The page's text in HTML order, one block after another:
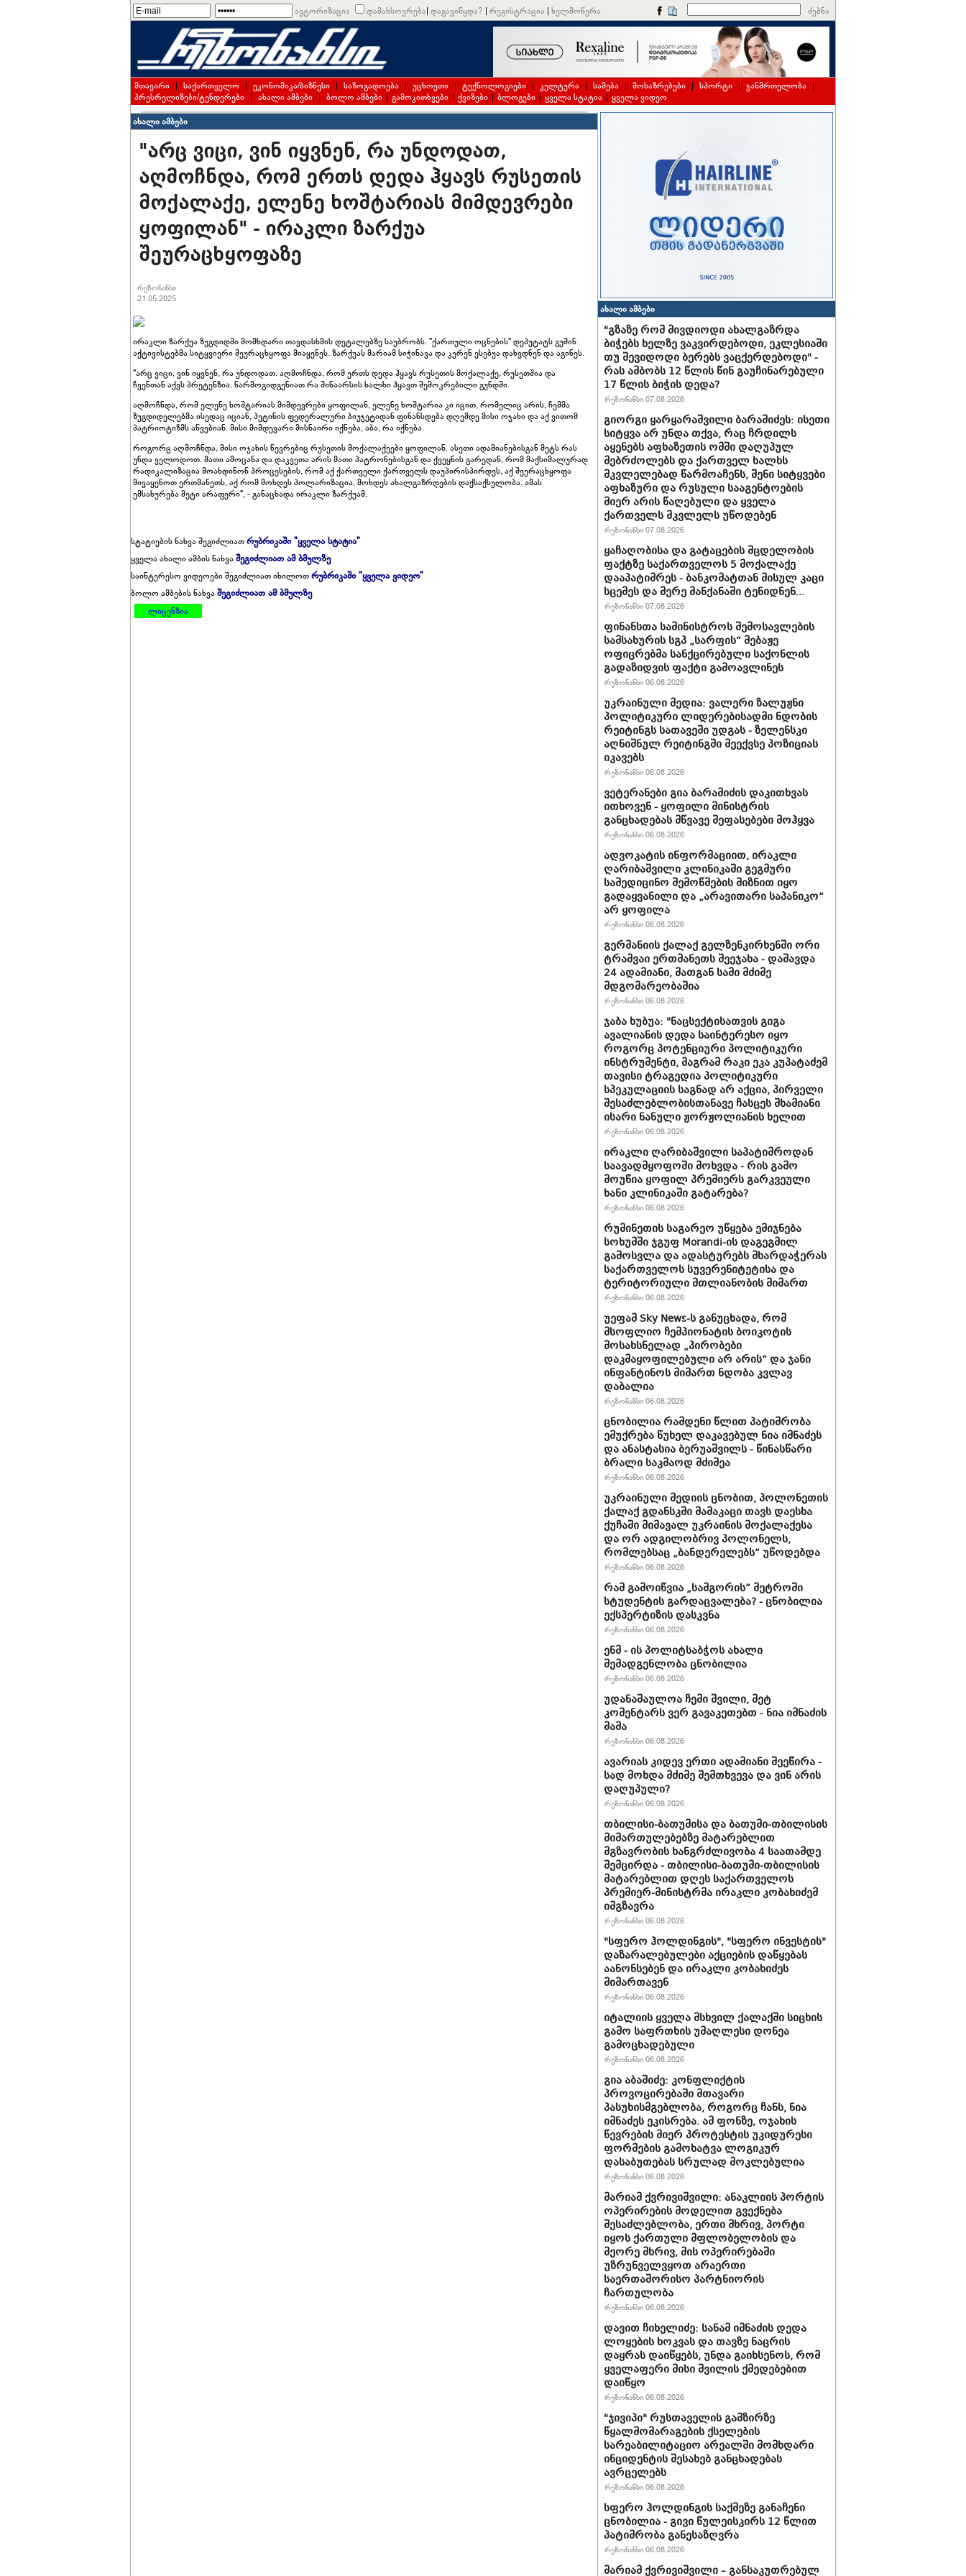
ავტორიზაცია დამახსოვრება| დაგავიწყდა? | რეგისტრაცია | ხელმოწერა ძებნა
მთავარი | საქართველო | ეკონომიკა/ბიზნესი | საზოგადოება | უცხოეთი | ტექნოლოგიები | კულტურა | სამება | მოსაზრებები | სპორტი | ჯანმრთელობა |
პრესრელიზები/ტენდერები | ახალი ამბები | ბოლო ამბები | გამოკითხვები | ქვიზები | ბლოგები | ყველა სტატია | ყველა ვიდეო
ახალი ამბები
"არც ვიცი, ვინ იყვნენ, რა უნდოდათ,
აღმოჩნდა, რომ ერთს დედა ჰყავს რუსეთის
მოქალაქე, ელენე ხოშტარიას მიმდევრები
ყოფილან" - ირაკლი ზარქუა
შეურაცხყოფაზე
რეზონანსი
21.05.2025
ირაკლი ზარქუა ზუგდიდში მომხდარი თავდასხმის დეტალებზე საუბრობს. "ქართული ოცნების" დეპუტატს გუშინ
აქტივისტებმა სიტყვიერი შეურაცხყოფა მიაყენეს. ზარქუას მარიამ სიჭინავა და კერენ ესებუა დახვდნენ და აგინეს.
"არც ვიცი, ვინ იყვნენ, რა უნდოდათ. აღმოჩნდა, რომ ერთს დედა ჰყავს რუსეთის მოქალაქე, რუსეთშია და
ჩვენთან აქვს პრეტენზია. წარმოგიდგენიათ რა შინაარსის ხალხი ჰყავთ შემოკრებილი გუნდში.
აღმოჩნდა, რომ ელენე ხოშტარიას მიმდევრები ყოფილან, ელენე ხოშტარია კი იცით, რომელიც არის, ჩემმა
ზუგდიდელებმა ისედაც იციან, პუტინის ფედერალური ბიუჯეტიდან ფინანსდება დღემდე მისი ოჯახი და აქ ვითომ
პატრიოტიზმს აწვებიან. მისი მიმდევარი მისნაირი იქნება, აბა, რა იქნება.
როგორც აღმოჩნდა, მისი ოჯახის წევრებიც რუსეთის მოქალაქეები ყოფილან. ასეთი ადამიანებისგან მეტს რას
უნდა ველოდოთ. მათი ამოცანა და დაკვეთა არის მათი პატრონებისგან და ქვეყნის გარედან, რომ მაქსიმალურად
რადიკალიზაცია მოახდინონ პროცესების, რომ აქ ქართველი ქართველს დაუპირისპირდეს, აქ შეურაცხყოფა
მივაყენოთ ერთმანეთს, აქ რომ მოხდეს პოლარიზაცია, მოხდეს ახალგაზრდების დაქსაქსულობა. ამას
ემსახურება მეტი არაფერი", - განაცხადა ირაკლი ზარქუამ.
სტატიების ნახვა შეგიძლიათრუბრიკაში "ყველა სტატია"
ყველა ახალი ამბის ნახვაშეგიძლიათ ამ ბმულზე
საინტერესო ვიდეოები შეგიძლიათ იხილოთრუბრიკაში "ყველა ვიდეო"
ბოლო ამბების ნახვაშეგიძლიათ ამ ბმულზე
ლიცენზია
ახალი ამბები
"გზაზე რომ მივდიოდი ახალგაზრდა
ბიჭებს ხელზე ვაკვირდებოდი, ეკლესიაში
თუ შევიდოდი ბერებს ვაცქერდებოდი" -
რას ამბობს 12 წლის წინ გაუჩინარებული
17 წლის ბიჭის დედა?
რეზონანსი 07.08.2026
გიორგი ყარყარაშვილი ბარამიძეს: ისეთი
სიტყვა არ უნდა თქვა, რაც ჩრდილს
აყენებს აფხაზეთის ომში დაღუპულ
მებრძოლებს და ქართველ ხალხს
მკვლელებად წარმოაჩენს, შენი სიტყვები
აფხაზური და რუსული სააგენტოების
მიერ არის წაღებული და ყველა
ქართველს მკვლელს უწოდებენ
რეზონანსი 07.08.2026
ყაჩაღობისა და გატაცების მცდელობის
ფაქტზე საქართველოს 5 მოქალაქე
დააპატიმრეს - ბანკომატთან მისულ კაცი
სცემეს და მერე მანქანაში ტენიდნენ...
რეზონანსი 07.08.2026
ფინანსთა სამინისტროს შემოსავლების
სამსახურის სგპ „სარფის“ მებაჟე
ოფიცრებმა სანქცირებული საქონლის
გადაზიდვის ფაქტი გამოავლინეს
რეზონანსი 06.08.2026
უკრაინული მედია: ვალერი ზალუჟნი
პოლიტიკური ლიდერებისადმი ნდობის
რეიტინგს სათავეში უდგას - ზელენსკი
აღნიშნულ რეიტინგში მეექვსე პოზიციას
იკავებს
რეზონანსი 06.08.2026
ვეტერანები გია ბარამიძის დაკითხვას
ითხოვენ - ყოფილი მინისტრის
განცხადებას მწვავე შეფასებები მოჰყვა
რეზონანსი 06.08.2026
ადვოკატის ინფორმაციით, ირაკლი
ღარიბაშვილი კლინიკაში გეგმური
სამედიცინო შემოწმების მიზნით იყო
გადაყვანილი და „არავითარი საპანიკო“
არ ყოფილა
რეზონანსი 06.08.2026
გერმანიის ქალაქ გელზენკირხენში ორი
ტრამვაი ერთმანეთს შეეჯახა - დაშავდა
24 ადამიანი, მათგან სამი მძიმე
მდგომარეობაშია
რეზონანსი 06.08.2026
ჯაბა ხუბუა: "ნაცსექტისათვის გიგა
ავალიანის დედა საინტერესო იყო
როგორც პოტენციური პოლიტიკური
ინსტრუმენტი, მაგრამ რაკი ეკა კუპატაძემ
თავისი ტრაგედია პოლიტიკური
სპეკულაციის საგნად არ აქცია, პირველი
შესაძლებლობისთანავე ჩასცეს შხამიანი
ისარი ნანული ჟორჟოლიანის ხელით
რეზონანსი 06.08.2026
ირაკლი ღარიბაშვილი საპატიმროდან
საავადმყოფოში მოხვდა - რის გამო
მოუწია ყოფილ პრემიერს გარკვეული
ხანი კლინიკაში გატარება?
რეზონანსი 06.08.2026
რუმინეთის საგარეო უწყება ემიჯნება
სოხუმში ჯგუფ Morandi-ის დაგეგმილ
გამოსვლა და ადასტურებს მხარდაჭერას
საქართველოს სუვერენიტეტისა და
ტერიტორიული მთლიანობის მიმართ
რეზონანსი 06.08.2026
უეფამ Sky News-ს განუცხადა, რომ
მსოფლიო ჩემპიონატის ბოიკოტის
მოსახსნელად „პირობები
დაკმაყოფილებული არ არის“ და ჯანი
ინფანტინოს მიმართ ნდობა კვლავ
დაბალია
რეზონანსი 06.08.2026
ცნობილია რამდენი წლით პატიმრობა
ემუქრება წუხელ დაკავებულ ნია იმნაძეს
და ანასტასია ბერუაშვილს - წინასწარი
ბრალი საკმაოდ მძიმეა
რეზონანსი 06.08.2026
უკრაინული მედიის ცნობით, პოლონეთის
ქალაქ გდანსკში მამაკაცი თავს დაესხა
ქუჩაში მიმავალ უკრაინის მოქალაქესა
და ორ ადგილობრივ პოლონელს,
რომლებსაც „ბანდერელებს“ უწოდებდა
რეზონანსი 06.08.2026
რამ გამოიწვია „სამგორის” მეტროში
სტუდენტის გარდაცვალება? - ცნობილია
ექსპერტიზის დასკვნა
რეზონანსი 06.08.2026
ენმ - ის პოლიტსაბჭოს ახალი
შემადგენლობა ცნობილია
რეზონანსი 06.08.2026
უდანაშაულოა ჩემი შვილი, მეტ
კომენტარს ვერ გავაკეთებთ - ნია იმნაძის
მამა
რეზონანსი 06.08.2026
ავარიას კიდევ ერთი ადამიანი შეეწირა -
სად მოხდა მძიმე შემთხვევა და ვინ არის
დაღუპული?
რეზონანსი 06.08.2026
თბილისი-ბათუმისა და ბათუმი-თბილისის
მიმართულებებზე მატარებლით
მგზავრობის ხანგრძლივობა 4 საათამდე
შემცირდა - თბილისი-ბათუმი-თბილისის
მატარებლით დღეს საქართველოს
პრემიერ-მინისტრმა ირაკლი კობახიძემ
იმგზავრა
რეზონანსი 06.08.2026
"სფერო ჰოლდინგის", "სფერო ინვესტის"
დაზარალებულები აქციების დაწყებას
აანონსებენ და ირაკლი კობახიძეს
მიმართავენ
რეზონანსი 06.08.2026
იტალიის ყველა მსხვილ ქალაქში სიცხის
გამო საფრთხის უმაღლესი დონეა
გამოცხადებული
რეზონანსი 06.08.2026
გია აბაშიძე: კონფლიქტის
პროვოცირებაში მთავარი
პასუხისმგებლობა, როგორც ჩანს, ნია
იმნაძეს ეკისრება. ამ ფონზე, ოჯახის
წევრების მიერ პროტესტის უკიდურესი
ფორმების გამოხატვა ლოგიკურ
დასაბუთებას სრულად მოკლებულია
რეზონანსი 06.08.2026
მარიამ ქვრივიშვილი: ანაკლიის პორტის
ოპერირების მოდელით გვექნება
შესაძლებლობა, ერთი მხრივ, პორტი
იყოს ქართული მფლობელობის და
მეორე მხრივ, მის ოპერირებაში
უზრუნველვყოთ არაერთი
საერთაშორისო პარტნიორის
ჩართულობა
რეზონანსი 06.08.2026
დავით ჩიხელიძე: სანამ იმნაძის დედა
ლოყების ხოკვას და თავზე ნაცრის
დაყრას დაიწყებს, უნდა გაიხსენოს, რომ
ყველაფერი მისი შვილის ქმედებებით
დაიწყო
რეზონანსი 06.08.2026
"ჯივიპი" რუსთაველის გამზირზე
წყალმომარაგების ქსელების
სარეაბილიტაციო არეალში მომხდარი
ინციდენტის შესახებ განცხადებას
ავრცელებს
რეზონანსი 06.08.2026
სფერო ჰოლდინგის საქმეზე განაჩენი
ცნობილია - გივი წულეისკირს 12 წლით
პატიმრობა განესაზღვრა
რეზონანსი 06.08.2026
მარიამ ქვრივიშვილი – განსაკუთრებულ